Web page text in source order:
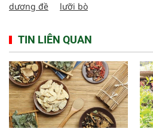
dương đề
lưỡi bò
TIN LIÊN QUAN